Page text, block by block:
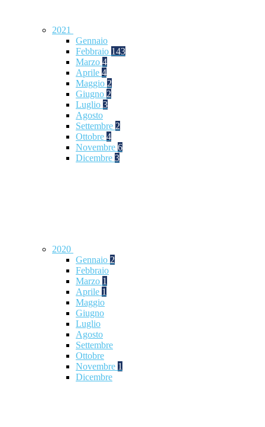
2021
Gennaio
Febbraio 143
Marzo 4
Aprile 4
Maggio 2
Giugno 2
Luglio 3
Agosto
Settembre 2
Ottobre 4
Novembre 6
Dicembre 3
2020
Gennaio 2
Febbraio
Marzo 1
Aprile 1
Maggio
Giugno
Luglio
Agosto
Settembre
Ottobre
Novembre 1
Dicembre